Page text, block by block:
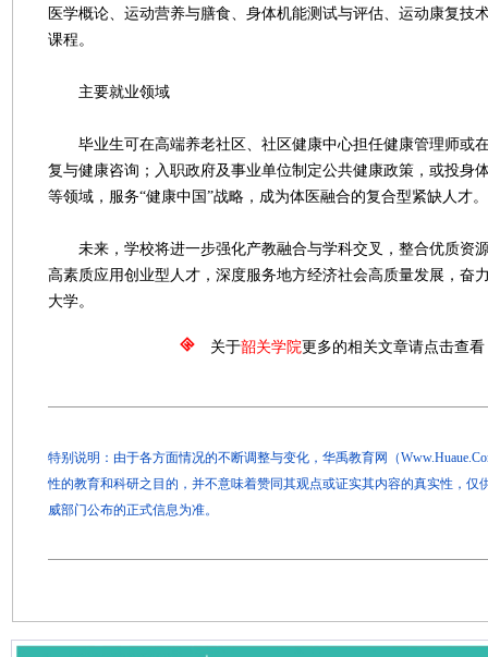
医学概论、运动营养与膳食、身体机能测试与评估、运动康复技
课程。
主要就业领域
毕业生可在高端养老社区、社区健康中心担任健康管理师或
复与健康咨询；入职政府及事业单位制定公共健康政策，或投身
等领域，服务“健康中国”战略，成为体医融合的复合型紧缺人才。
未来，学校将进一步强化产教融合与学科交叉，整合优质资
高素质应用创业型人才，深度服务地方经济社会高质量发展，奋
大学。
关于韶关学院更多的相关文章请点击查看
特别说明：由于各方面情况的不断调整与变化，华禹教育网（
性的教育和科研之目的，并不意味着赞同其观点或证实其内容的真实性，仅
威部门公布的正式信息为准。